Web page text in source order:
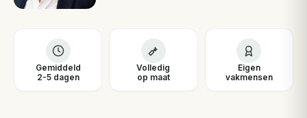
Gemiddeld
2-5 dagen
Volledig
op maat
Eigen
vakmensen